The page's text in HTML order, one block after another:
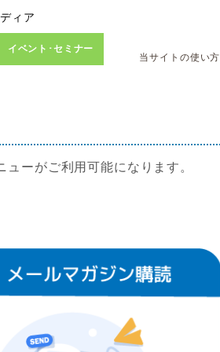
ィア
イベント･セミナー
当サイトの使い方
ーがご利用可能になります。